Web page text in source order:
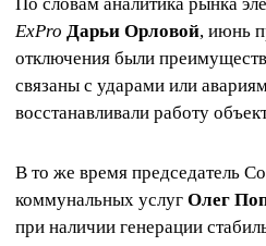
ExPro Дарьи Орловой, июнь
отключения были
связаны с ударами или
восстанавливали работу
В то же время председатель
коммунальных услуг Олег
при наличии генерации